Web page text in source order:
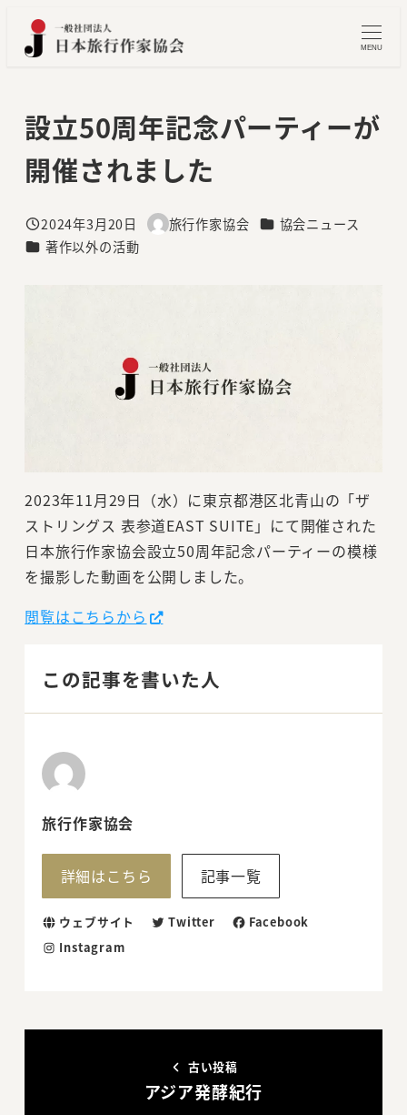
MENU
設立50周年記念パーティーが
開催されました
投稿日
2024年3月20日
著
旅行作家協会 カテゴリー
協会ニュース
カテゴリー
著作以外の活動
2023年11月29日（水）に東京都港区北青山の「ザ
ストリングス 表参道EAST SUITE」にて開催された
日本旅行作家協会設立50周年記念パーティーの模様
を撮影した動画を公開しました。
閲覧はこちらから
この記事を書いた人
旅行作家協会
詳細はこちら 記事一覧
ウェブサイト Twitter
Facebook
Instagram
古い投稿
アジア発酵紀行